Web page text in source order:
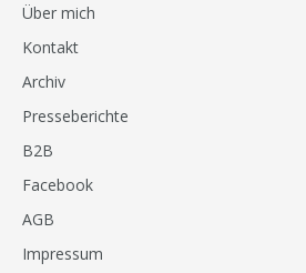
Über mich
Kontakt
Archiv
Presseberichte
B2B
Facebook
AGB
Impressum